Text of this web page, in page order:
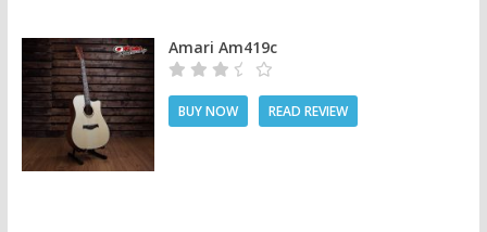
Amari Am419c
BUY NOW READ REVIEW